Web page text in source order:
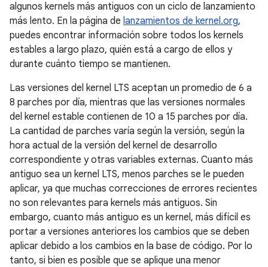
algunos kernels más antiguos con un ciclo de lanzamiento
más lento. En la página de lanzamientos de kernel.org,
puedes encontrar información sobre todos los kernels
estables a largo plazo, quién está a cargo de ellos y
durante cuánto tiempo se mantienen.
Las versiones del kernel LTS aceptan un promedio de 6 a
8 parches por día, mientras que las versiones normales
del kernel estable contienen de 10 a 15 parches por día.
La cantidad de parches varía según la versión, según la
hora actual de la versión del kernel de desarrollo
correspondiente y otras variables externas. Cuanto más
antiguo sea un kernel LTS, menos parches se le pueden
aplicar, ya que muchas correcciones de errores recientes
no son relevantes para kernels más antiguos. Sin
embargo, cuanto más antiguo es un kernel, más difícil es
portar a versiones anteriores los cambios que se deben
aplicar debido a los cambios en la base de código. Por lo
tanto, si bien es posible que se aplique una menor